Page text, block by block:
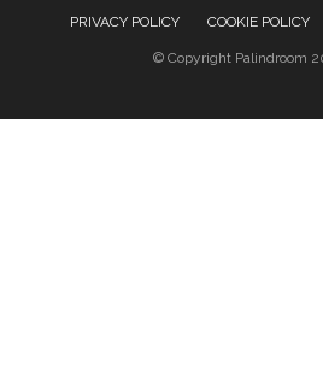
PRIVACY POLICY COOKIE POLICY
© Copyright Palindroom